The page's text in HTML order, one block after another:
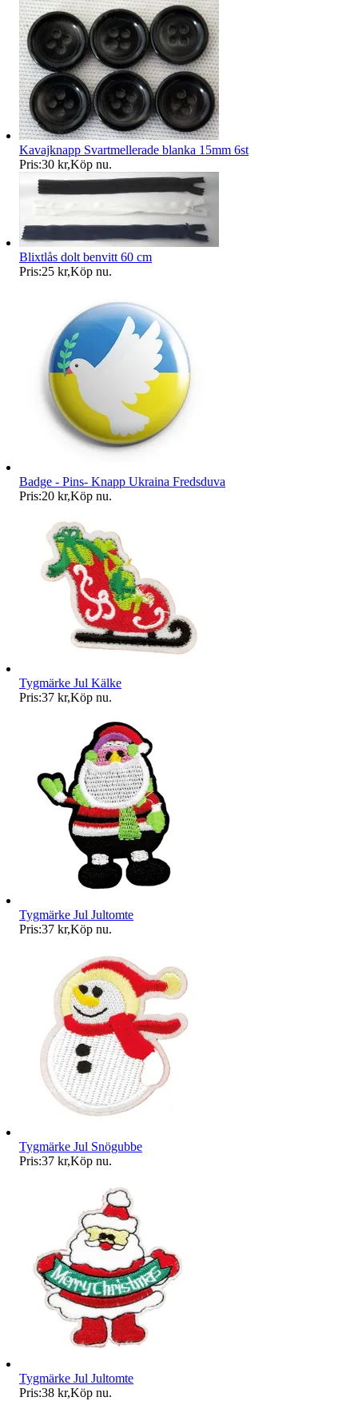
Kavajknapp Svartmellerade blanka 15mm 6st
Pris:30 kr,Köp nu.
Blixtlås dolt benvitt 60 cm
Pris:25 kr,Köp nu.
Badge - Pins- Knapp Ukraina Fredsduva
Pris:20 kr,Köp nu.
Tygmärke Jul Kälke
Pris:37 kr,Köp nu.
Tygmärke Jul Jultomte
Pris:37 kr,Köp nu.
Tygmärke Jul Snögubbe
Pris:37 kr,Köp nu.
Tygmärke Jul Jultomte
Pris:38 kr,Köp nu.